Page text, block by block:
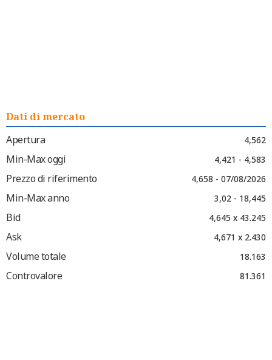
Dati di mercato
Apertura
4,562
Min-Max oggi 4,421 - 4,583
Prezzo di riferimento 4,658 - 07/08/2026
Min-Max anno 3,02 - 18,445
Bid 4,645 x 43.245
Ask 4,671 x 2.430
Volume totale 18.163
Controvalore 81.361